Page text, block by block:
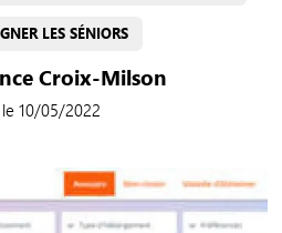
LES SÉNIORS
Croix-Milson
10/05/2022